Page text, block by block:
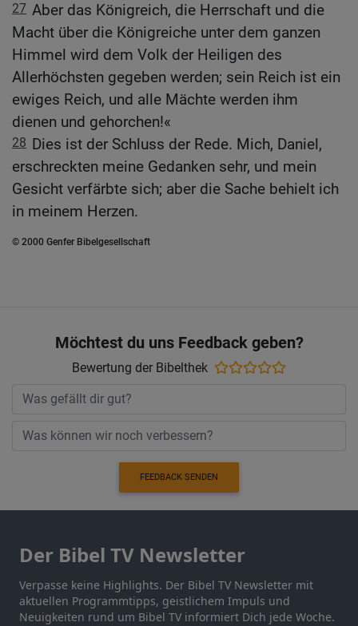
27 Aber das Königreich, die Herrschaft und die
Macht über die Königreiche unter dem ganzen
Himmel wird dem Volk der Heiligen des
Allerhöchsten gegeben werden; sein Reich ist ein
ewiges Reich, und alle Mächte werden ihm
dienen und gehorchen!«
28 Dies ist der Schluss der Rede. Mich, Daniel,
erschreckten meine Gedanken sehr, und mein
Gesicht verfärbte sich; aber die Sache behielt ich
in meinem Herzen.
© 2000 Genfer Bibelgesellschaft
Möchtest du uns Feedback geben?
Bewertung der Bibelthek
FEEDBACK SENDEN
Der Bibel TV Newsletter
Verpasse keine Highlights. Der Bibel TV Newsletter mit
aktuellen Programmtipps, geistlichem Impuls und
Neuigkeiten rund um Bibel TV informiert Dich jede Woche.